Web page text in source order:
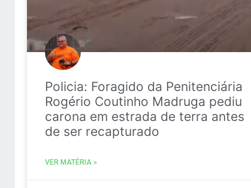
Policia: Foragido da Penitenciária
Rogério Coutinho Madruga pediu
carona em estrada de terra antes
de ser recapturado
VER MATÉRIA »